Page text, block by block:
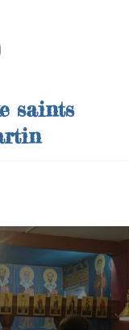
saints